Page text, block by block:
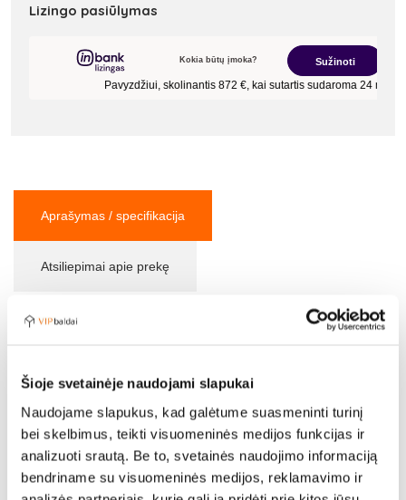
Šioje svetainėje naudojami slapukai
Naudojame slapukus, kad galėtume suasmeninti turinį
bei skelbimus, teikti visuomeninės medijos funkcijas ir
analizuoti srautą. Be to, svetainės naudojimo informaciją
bendriname su visuomeninės medijos, reklamavimo ir
Lizingo pasiūlymas
Aprašymas / specifikacija
Atsiliepimai apie prekę
223 cm
Aukštis: 83 cm
Sėdimosios dalies aukštis: 46 cm
Sėdimos dalies gylis: 61 cm